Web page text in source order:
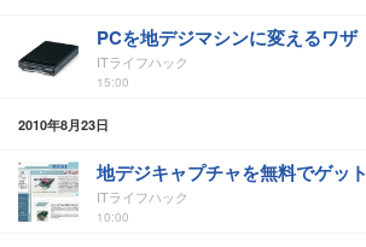
PCを地デジマシンに変えるワザ
ITライフハック
15:00
2010年8月23日
地デジキャプチャを無料でゲット
ITライフハック
10:00